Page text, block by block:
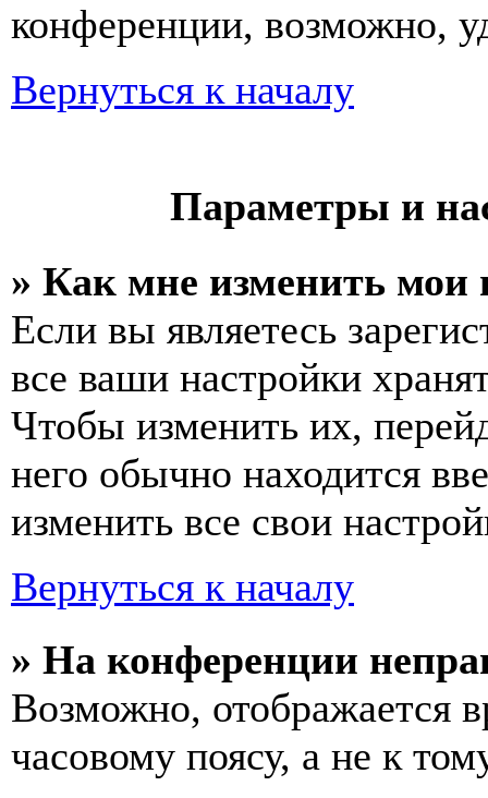
конференции, возможно,
Вернуться к началу
Параметры и
» Как мне изменить мои
Если вы являетесь
все ваши настройки
Чтобы изменить их,
него обычно находится
изменить все свои
Вернуться к началу
» На конференции
Возможно, отображается
часовому поясу, а не к